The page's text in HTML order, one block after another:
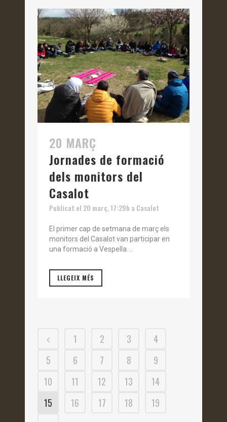
20 MARÇ
Jornades de formació
dels monitors del
Casalot
Publicat el 20 març, 17:29h a Casalot
El primer cap de setmana de març els
monitors del Casalot van participar en
una formació a Vespella....
LLEGEIX MÉS
1 2 3
4
5
6 7 8
9
10
11 12 13
14
15
16 17 18 19